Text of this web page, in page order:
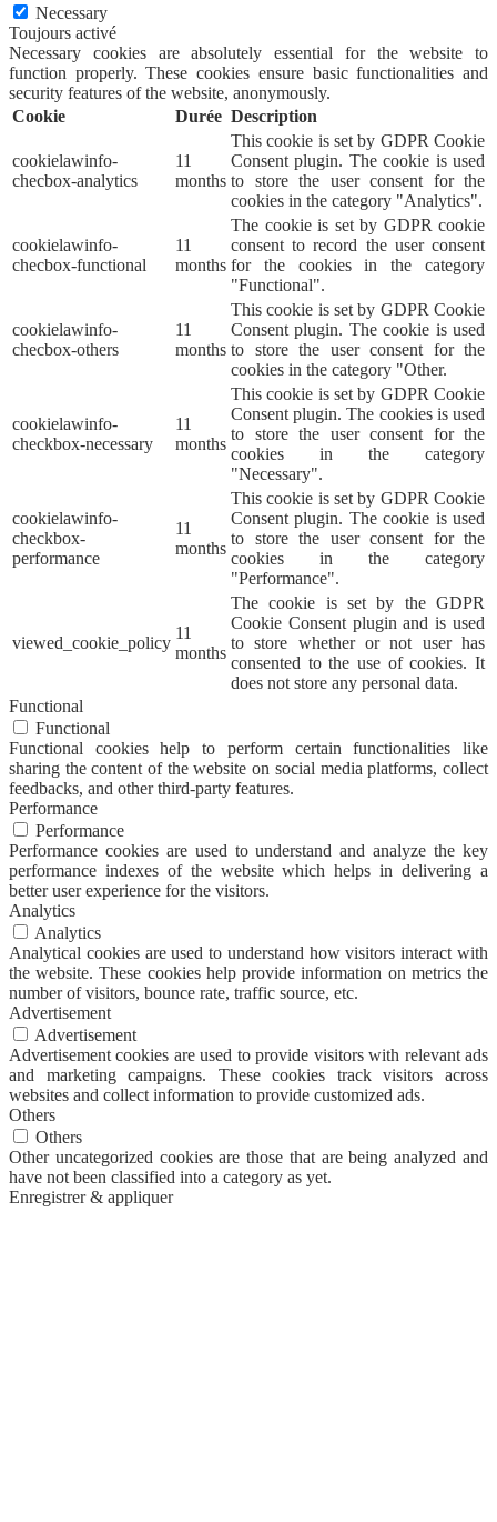
Necessary
Toujours activé
Necessary cookies are absolutely essential for the website to
function properly. These cookies ensure basic functionalities and
security features of the website, anonymously.
Cookie
Durée Description
cookielawinfo-
checbox-analytics
11
months
This cookie is set by GDPR Cookie
Consent plugin. The cookie is used
to store the user consent for the
cookies in the category "Analytics".
cookielawinfo-
checbox-functional
11
months
The cookie is set by GDPR cookie
consent to record the user consent
for the cookies in the category
"Functional".
cookielawinfo-
checbox-others
11
months
This cookie is set by GDPR Cookie
Consent plugin. The cookie is used
to store the user consent for the
cookies in the category "Other.
cookielawinfo-
checkbox-necessary
11
months
This cookie is set by GDPR Cookie
Consent plugin. The cookies is used
to store the user consent for the
cookies in the category
"Necessary".
cookielawinfo-
checkbox-
performance
11
months
This cookie is set by GDPR Cookie
Consent plugin. The cookie is used
to store the user consent for the
cookies in the category
"Performance".
viewed_cookie_policy
11
months
The cookie is set by the GDPR
Cookie Consent plugin and is used
to store whether or not user has
consented to the use of cookies. It
does not store any personal data.
Functional
Functional
Functional cookies help to perform certain functionalities like
sharing the content of the website on social media platforms, collect
feedbacks, and other third-party features.
Performance
Performance
Performance cookies are used to understand and analyze the key
performance indexes of the website which helps in delivering a
better user experience for the visitors.
Analytics
Analytics
Analytical cookies are used to understand how visitors interact with
the website. These cookies help provide information on metrics the
number of visitors, bounce rate, traffic source, etc.
Advertisement
Advertisement
Advertisement cookies are used to provide visitors with relevant ads
and marketing campaigns. These cookies track visitors across
websites and collect information to provide customized ads.
Others
Others
Other uncategorized cookies are those that are being analyzed and
have not been classified into a category as yet.
Enregistrer & appliquer